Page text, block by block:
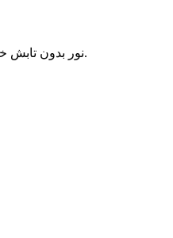
• UGR<19، نور بدون تابش خیره کننده و یکنواخت.